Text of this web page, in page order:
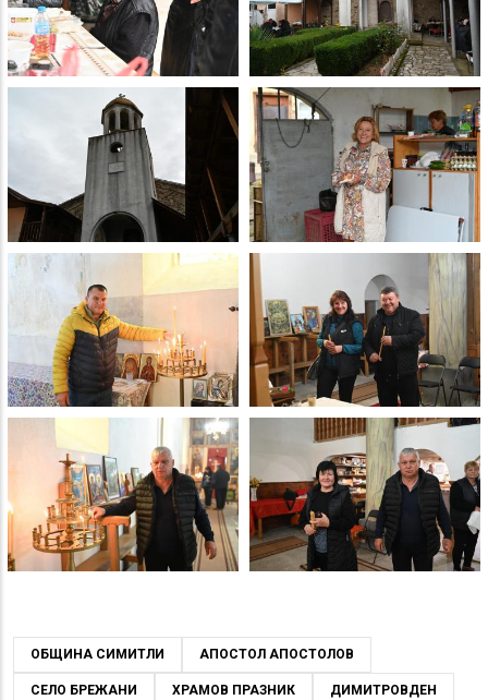
ОБЩИНА СИМИТЛИ АПОСТОЛ АПОСТОЛОВ
СЕЛО БРЕЖАНИ ХРАМОВ ПРАЗНИК ДИМИТРОВДЕН